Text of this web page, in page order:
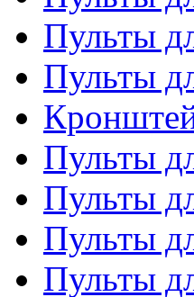
Пульты
Пульты
Пульты
Пульты
Пульты
Пульты